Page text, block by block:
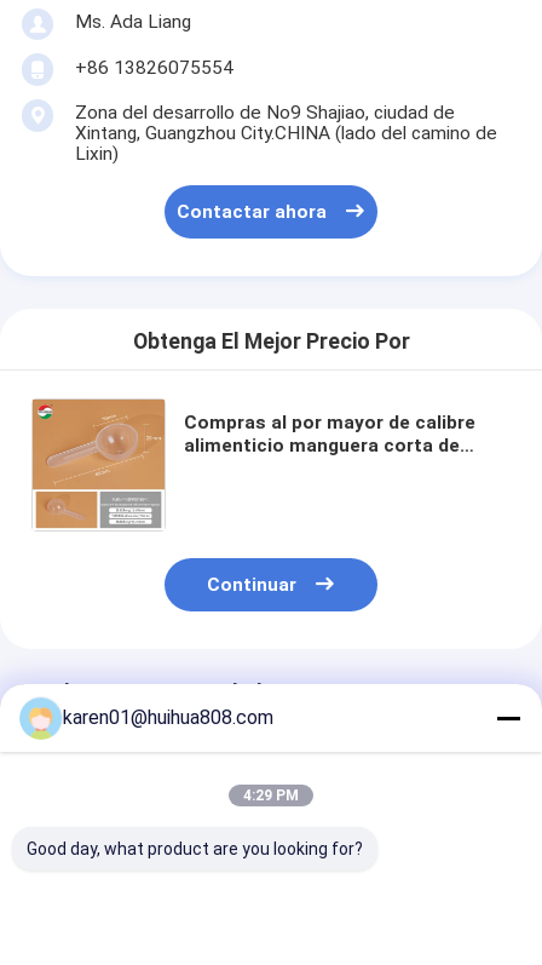
Ms. Ada Liang
+86 13826075554
Zona del desarrollo de No9 Shajiao, ciudad de
Xintang, Guangzhou City.CHINA (lado del camino de
Lixin)
Contactar ahora
Obtenga El Mejor Precio Por
Compras al por mayor de calibre
alimenticio manguera corta de
Continuar
Productos Recomendados
karen01@huihua808.com
4:29 PM
Good day, what product are you looking for?